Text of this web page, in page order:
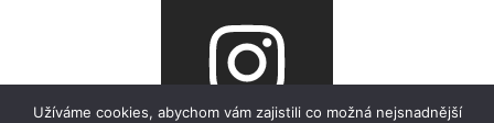
Užíváme cookies, abychom vám zajistili co možná nejsnadnější